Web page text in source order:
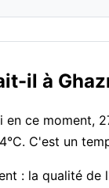
il à
en ce moment,
C'est un
: la qualité